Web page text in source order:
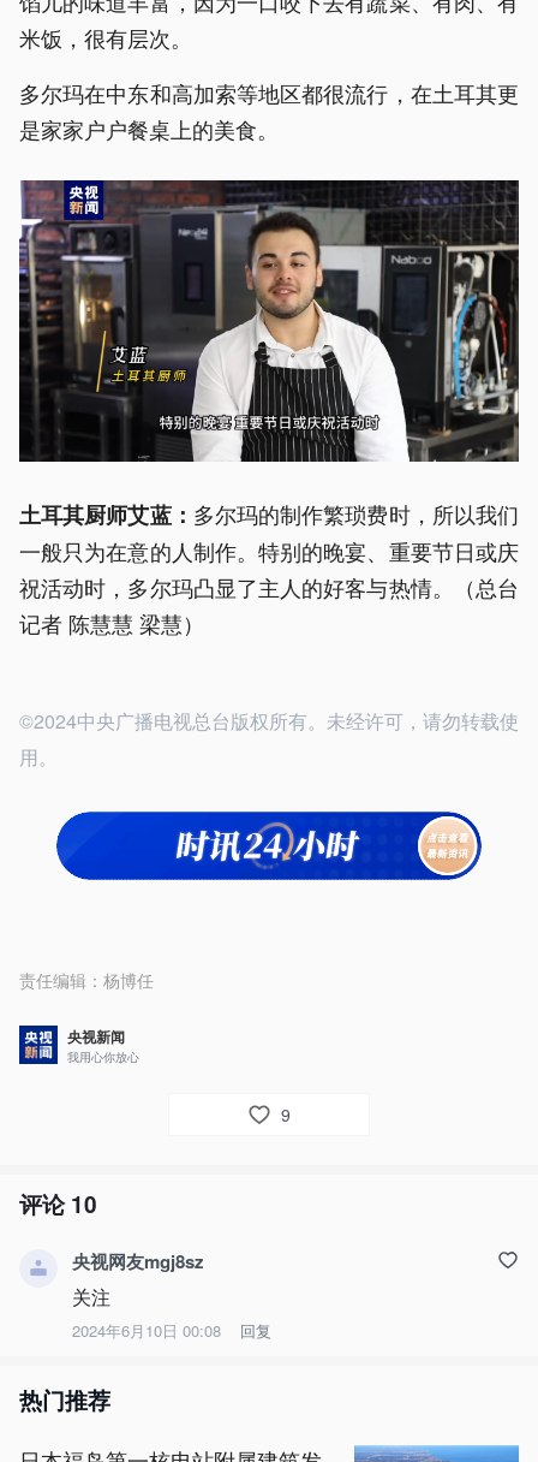
米饭，很有层次。
多尔玛在中东和高加索等地区都很流行，在土耳其更
是家家户户餐桌上的美食。
土耳其厨师艾蓝： 多尔玛的制作繁琐费时，所以我们
一般只为在意的人制作。特别的晚宴、重要节日或庆
祝活动时，多尔玛凸显了主人的好客与热情。（总台
记者 陈慧慧 梁慧）
©2024中央广播电视总台版权所有。未经许可，请勿转载使
用。
责任编辑： 杨博任
央视新闻
我用心你放心
9
评论10
央视网友mgj8sz
关注
2024年6月10日 00:08 回复
热门推荐